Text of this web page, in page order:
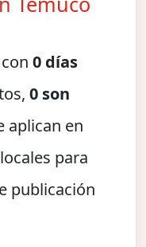
0 días
0 son
aplican en
para
publicación